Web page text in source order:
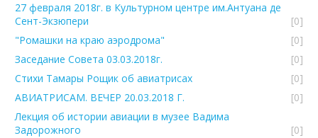
27 февраля 2018г. в Культурном центре им.Антуана де
Сент-Экзюпери
[0]
"Ромашки на краю аэродрома"
[0]
Заседание Совета 03.03.2018г.
[0]
Стихи Тамары Рощик об авиатрисах
[0]
АВИАТРИСАМ. ВЕЧЕР 20.03.2018 Г.
[0]
Лекция об истории авиации в музее Вадима
Задорожного
[0]